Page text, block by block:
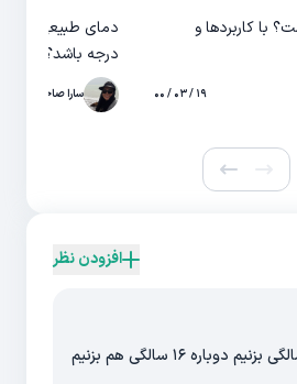
با کاربردها و
۱۹ / ۰۳ / ۰۰
دمای طبیعی بدن
درجه باشد؟
سارا صاحبی
افزودن نظر
سلام اگر واکسن ۱۴ سالگی بزنیم دوباره ۱۶ سالگی هم بزنیم